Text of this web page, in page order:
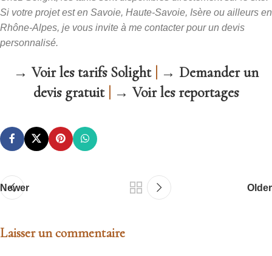
Si votre projet est en Savoie, Haute-Savoie, Isère ou ailleurs en
Rhône-Alpes, je vous invite à me contacter pour un devis
personnalisé.
→ Voir les tarifs Solight|
→ Demander un
devis gratuit| → Voir les reportages
Newer Older
Laisser un commentaire